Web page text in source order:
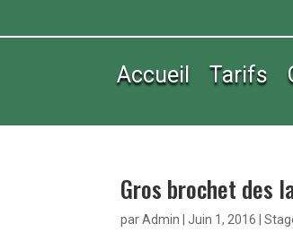
Accueil Tarifs
Gros brochet des
parAdmin |Juin 1, 2016 |